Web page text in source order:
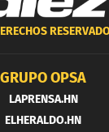
GRUPO OPSA
LAPRENSA.HN
ELHERALDO.HN